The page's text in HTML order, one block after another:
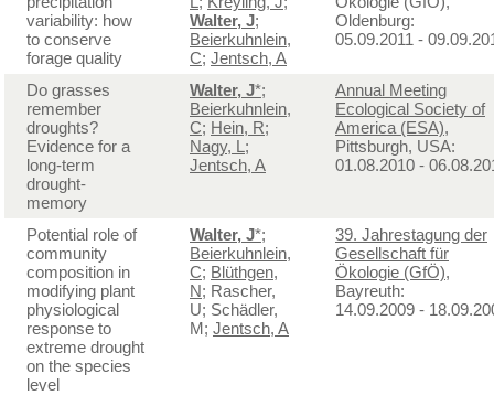
variability: how
to conserve
forage quality
Walter, J;
Beierkuhnlein,
C; Jentsch, A
Oldenburg:
05.09.2011 -
Do grasses
remember
droughts?
Evidence for a
long-term
drought-
memory
Walter, J*;
Beierkuhnlein,
C; Hein, R;
Nagy, L ;
Jentsch, A
Annual Meeting
Ecological Society of
America (ESA),
Pittsburgh, USA:
01.08.2010 -
Potential role of
community
composition in
modifying plant
physiological
response to
extreme drought
on the species
level
Walter, J*;
Beierkuhnlein,
C; Blüthgen,
N; Rascher,
U; Schädler,
M; Jentsch, A
39. Jahrestagung der
Gesellschaft für
Ökologie (GfÖ),
Bayreuth:
14.09.2009 -